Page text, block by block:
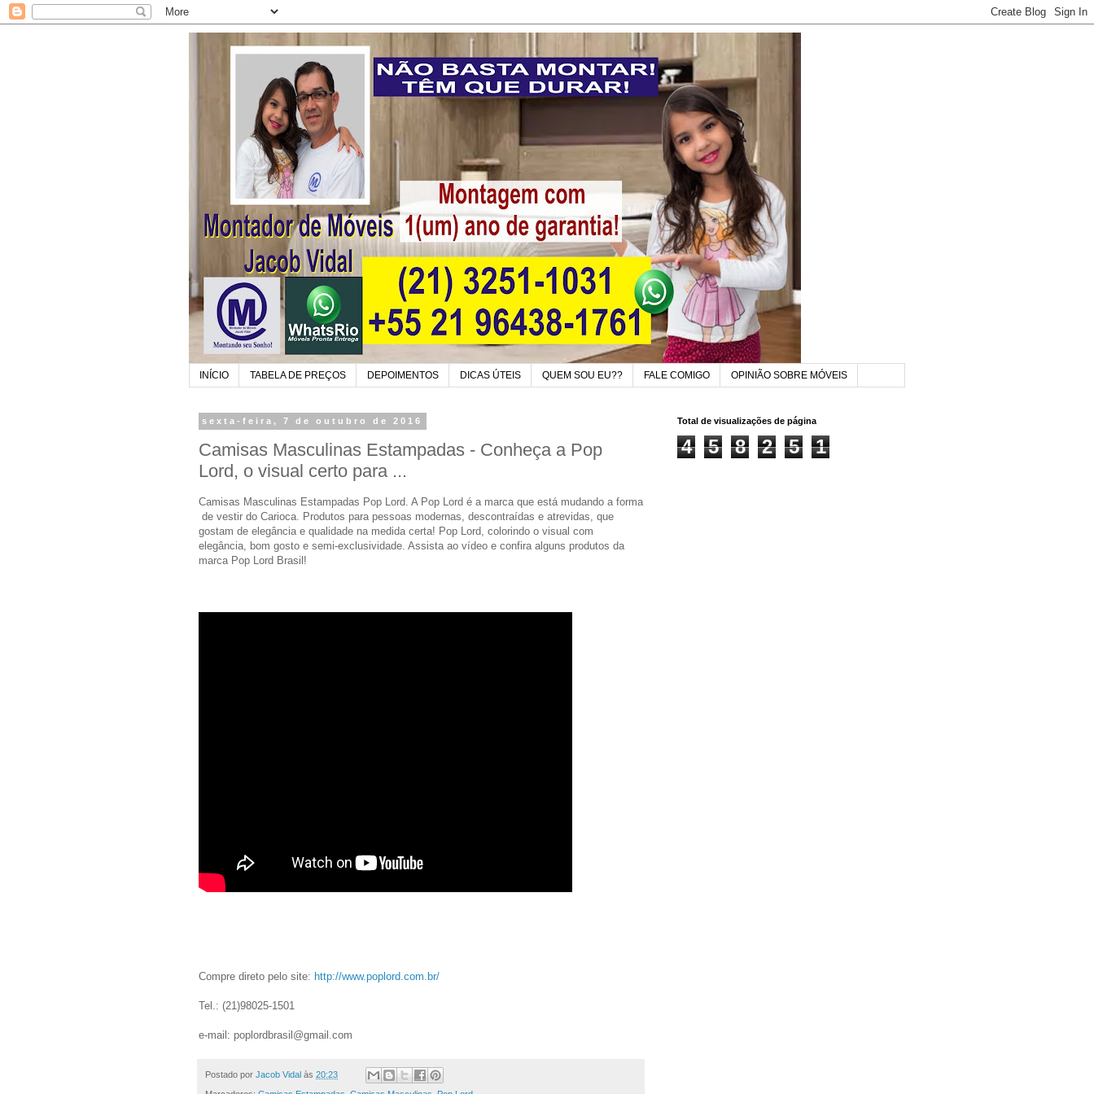
INÍCIO TABELA DE PREÇOS DEPOIMENTOS DICAS ÚTEIS QUEM SOU EU?? FALE COMIGO OPINIÃO SOBRE MÓVEIS
sexta-feira, 7 de outubro de 2016
Camisas Masculinas Estampadas - Conheça a Pop
Lord, o visual certo para ...
Camisas Masculinas Estampadas Pop Lord. A Pop Lord é a marca que está mudando a forma
de vestir do Carioca. Produtos para pessoas modernas, descontraídas e atrevidas, que
gostam de elegância e qualidade na medida certa! Pop Lord, colorindo o visual com
elegância, bom gosto e semi-exclusividade. Assista ao vídeo e confira alguns produtos da
marca Pop Lord Brasil!
Compre direto pelo site: http://www.poplord.com.br/
Tel.: (21)98025-1501
e-mail: poplordbrasil@gmail.com
Postado por Jacob Vidal às 20:23
Total de visualizações de página
4 5 8 2 5 1